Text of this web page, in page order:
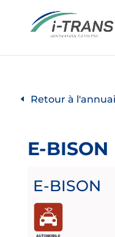
Retour à
E-BISON
E-BISON